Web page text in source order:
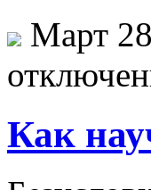
Март
Как